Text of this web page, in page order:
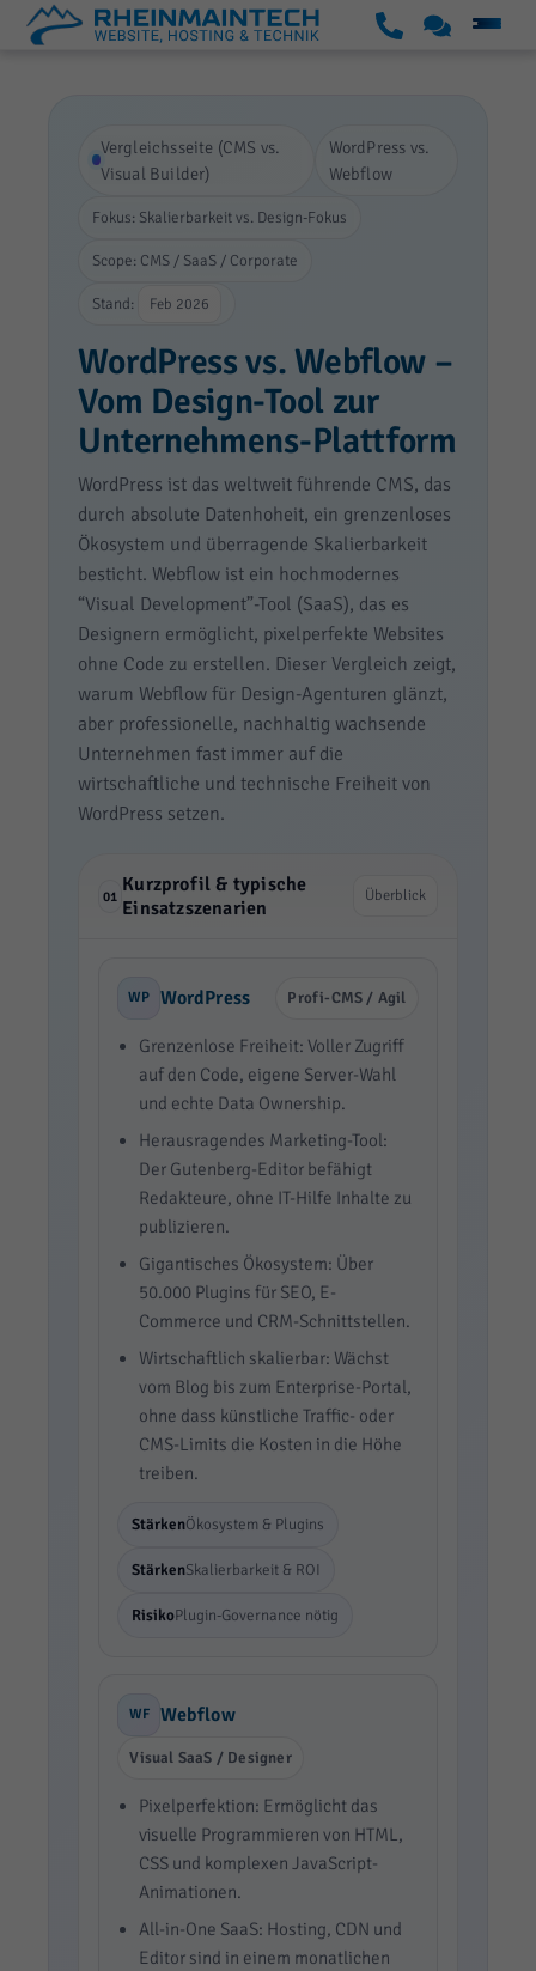
p
o
K
Vergleichsseite (CMS vs.
Visual Builder)
WordPress vs.
Webflow
Fokus: Skalierbarkeit vs. Design-Fokus
Scope: CMS / SaaS / Corporate
Stand: Feb 2026
WordPress vs. Webflow –
Vom Design-Tool zur
Unternehmens-Plattform
WordPress ist das weltweit führende CMS, das
durch absolute Datenhoheit, ein grenzenloses
Ökosystem und überragende Skalierbarkeit
besticht. Webflow ist ein hochmodernes
“Visual Development”-Tool (SaaS), das es
Designern ermöglicht, pixelperfekte Websites
ohne Code zu erstellen. Dieser Vergleich zeigt,
warum Webflow für Design-Agenturen glänzt,
aber professionelle, nachhaltig wachsende
Unternehmen fast immer auf die
wirtschaftliche und technische Freiheit von
WordPress setzen.
01 Kurzprofil & typische
Einsatzszenarien
Überblick
WP WordPress Profi-CMS / Agil
Grenzenlose Freiheit: Voller Zugriff
auf den Code, eigene Server-Wahl
und echte Data Ownership.
Herausragendes Marketing-Tool:
Der Gutenberg-Editor befähigt
Redakteure, ohne IT-Hilfe Inhalte zu
publizieren.
Gigantisches Ökosystem: Über
50.000 Plugins für SEO, E-
Commerce und CRM-Schnittstellen.
Wirtschaftlich skalierbar: Wächst
vom Blog bis zum Enterprise-Portal,
ohne dass künstliche Traffic- oder
CMS-Limits die Kosten in die Höhe
treiben.
StärkenÖkosystem & Plugins
StärkenSkalierbarkeit & ROI
RisikoPlugin-Governance nötig
WF Webflow
Visual SaaS / Designer
Pixelperfektion: Ermöglicht das
visuelle Programmieren von HTML,
CSS und komplexen JavaScript-
Animationen.
All-in-One SaaS: Hosting, CDN und
Editor sind in einem monatlichen